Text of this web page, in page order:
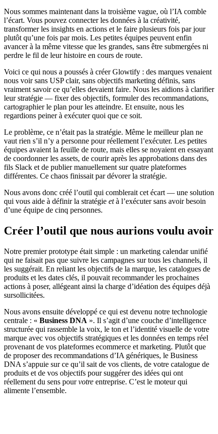
Nous sommes maintenant dans la troisième vague, où l’IA comble
l’écart. Vous pouvez connecter les données à la créativité,
transformer les insights en actions et le faire plusieurs fois par jour
plutôt qu’une fois par mois. Les petites équipes peuvent enfin
avancer à la même vitesse que les grandes, sans être submergées ni
perdre le fil de leur histoire en cours de route.
Voici ce qui nous a poussés à créer Glowtify : des marques venaient
nous voir sans USP clair, sans objectifs marketing définis, sans
vraiment savoir ce qu’elles devaient faire. Nous les aidions à clarifier
leur stratégie — fixer des objectifs, formuler des recommandations,
cartographier le plan pour les atteindre. Et ensuite, nous les
regardions peiner à exécuter quoi que ce soit.
Le problème, ce n’était pas la stratégie. Même le meilleur plan ne
vaut rien s’il n’y a personne pour réellement l’exécuter. Les petites
équipes avaient la feuille de route, mais elles se noyaient en essayant
de coordonner les assets, de courir après les approbations dans des
fils Slack et de publier manuellement sur quatre plateformes
différentes. Ce chaos finissait par dévorer la stratégie.
Nous avons donc créé l’outil qui comblerait cet écart — une solution
qui vous aide à définir la stratégie età l’exécuter sans avoir besoin
d’une équipe de cinq personnes.
Créer l’outil que nous aurions voulu avoir
Notre premier prototype était simple : un marketing calendar unifié
qui ne faisait pas que suivre les campagnes sur tous les channels, il
les suggérait. En reliant les objectifs de la marque, les catalogues de
produits et les dates clés, il pouvait recommander les prochaines
actions à poser, allégeant ainsi la charge d’idéation des équipes déjà
sursollicitées.
Nous avons ensuite développé ce qui est devenu notre technologie
centrale : « Business DNA ». Il s’agit d’une couche d’intelligence
structurée qui rassemble la voix, le ton et l’identité visuelle de votre
marque avec vos objectifs stratégiques et les données en temps réel
provenant de vos plateformes ecommerce et marketing. Plutôt que
de proposer des recommandations d’IA génériques, le Business
DNA s’appuie sur ce qu’il sait de vos clients, de votre catalogue de
produits et de vos objectifs pour suggérer des idées qui ont
réellement du sens pourvotre entreprise. C’est le moteur qui
alimente l’ensemble.